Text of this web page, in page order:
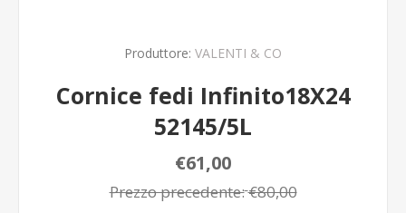
Produttore: VALENTI & CO
Cornice fedi Infinito18X24
52145/5L
€61,00
Prezzo precedente:€80,00